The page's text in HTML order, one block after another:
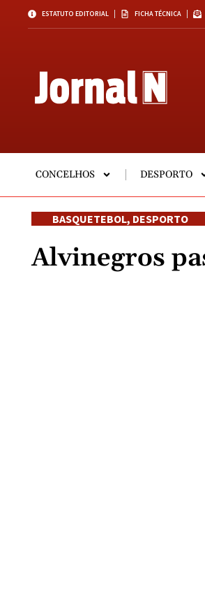
ESTATUTO EDITORIAL FICHA TÉCNICA
CONCELHOS DESPORTO
BASQUETEBOL, DESPORTO
Alvinegros